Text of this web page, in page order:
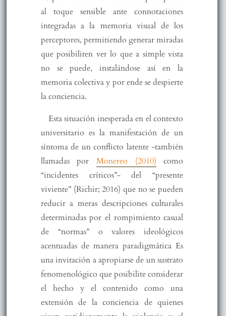
al toque sensible ante connotaciones
integradas a la memoria visual de los
perceptores, permitiendo generar miradas
que posibiliten ver lo que a simple vista
no se puede, instalándose así en la
memoria colectiva y por ende se despierte
la conciencia.
Esta situación inesperada en el contexto
universitario es la manifestación de un
síntoma de un conflicto latente -también
llamadas porMonereo (2010) como
“incidentes críticos”- del “presente
viviente” (Richir; 2016) que no se pueden
reducir a meras descripciones culturales
determinadas por el rompimiento casual
de “normas” o valores ideológicos
acentuadas de manera paradigmática Es
una invitación a apropiarse de un sustrato
fenomenológico que posibilite considerar
el hecho y el contenido como una
extensión de la conciencia de quienes